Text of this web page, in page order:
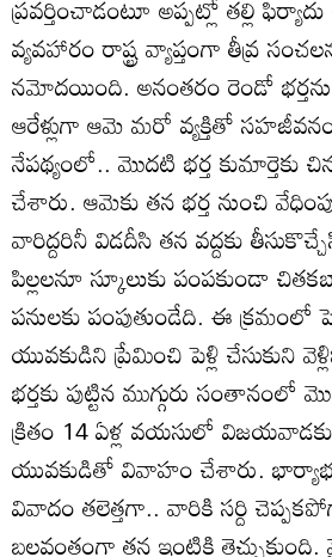
వ్యవహారం రాష్ట్ర వ్యాప్తంగా తీవ్ర
నమోదయింది. అనంతరం రెండో
ఆరేళ్లుగా ఆమె మరో వ్యక్తితో
నేపథ్యంలో.. మొదటి భర్త కుమార్తెకు
చేశారు. ఆమెకు తన భర్త నుంచి
వారిద్దరినీ విడదీసి తన వద్దకు
పిల్లలనూ స్కూలుకు పంపకుండా
పనులకు పంపుతుండేది. ఈ క్రమంలో
యువకుడిని ప్రేమించి పెళ్లి చేసుకుని
భర్తకు పుట్టిన ముగ్గురు
క్రితం 14 ఏళ్ల వయసులో
యువకుడితో వివాహం చేశారు.
వివాదం తలెత్తగా.. వారికి సర్ది
బలవంతంగా తన ఇంటికి